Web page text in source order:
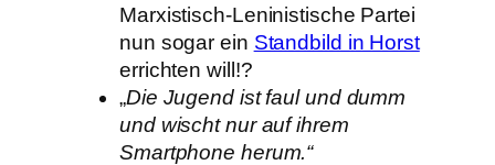
Marxistisch-Leninistische Partei
nun sogar ein Standbild in Horst
errichten will!?
„Die Jugend ist faul und dumm
und wischt nur auf ihrem
Smartphone herum.“